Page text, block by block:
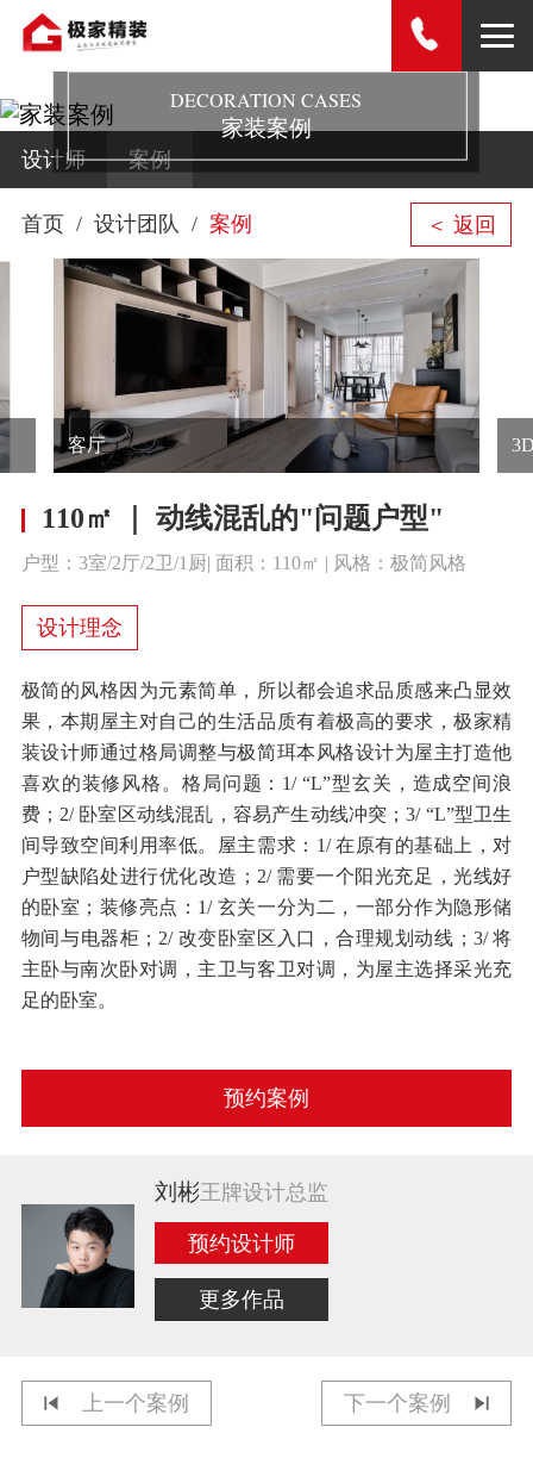
DECORATION CASES
家装案例
设计师 案例
首页 设计团队 案例 ＜ 返回
客厅
110㎡ ｜ 动线混乱的"问题户型"
户型：3室/2厅/2卫/1厨| 面积：110㎡ | 风格：极简风格
设计理念
极简的风格因为元素简单，所以都会追求品质感来凸显效
果，本期屋主对自己的生活品质有着极高的要求，极家精
装设计师通过格局调整与极简珥本风格设计为屋主打造他
喜欢的装修风格。格局问题：1/ “L”型玄关，造成空间浪
费；2/ 卧室区动线混乱，容易产生动线冲突；3/ “L”型卫生
间导致空间利用率低。屋主需求：1/ 在原有的基础上，对
户型缺陷处进行优化改造；2/ 需要一个阳光充足，光线好
的卧室；装修亮点：1/ 玄关一分为二，一部分作为隐形储
物间与电器柜；2/ 改变卧室区入口，合理规划动线；3/ 将
主卧与南次卧对调，主卫与客卫对调，为屋主选择采光充
足的卧室。
预约案例
刘彬王牌设计总监
预约设计师
更多作品
上一个案例 下一个案例